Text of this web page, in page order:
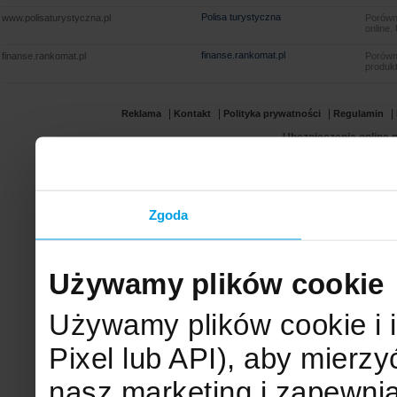
Zgoda
Używamy plików cookie
Używamy plików cookie i
Pixel lub API), aby
www.polisaturystyczna.pl Polisa turystyczna
finanse.rankomat.pl finanse.rankomat.pl
Reklama Kontakt Polityka prywatności Regulamin
Ubezpieczenia